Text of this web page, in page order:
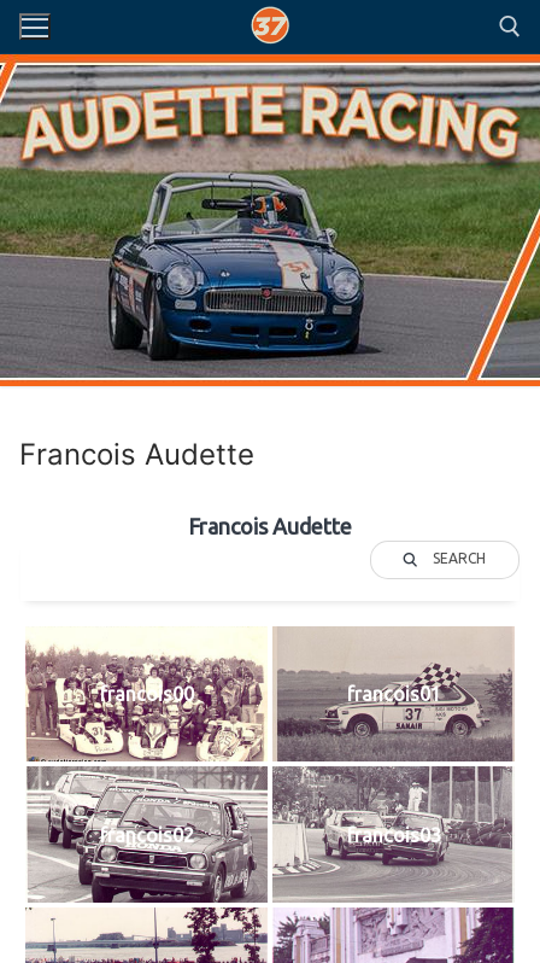
Aller
au
contenu
Rechercher :
Francois Audette
Francois Audette
SEARCH
francois00 francois01
francois02 francois03